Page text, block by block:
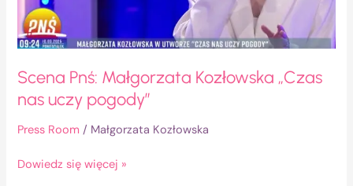
Scena Pnś: Małgorzata Kozłowska „Czas
nas uczy pogody”
Press Room / Małgorzata Kozłowska
pogody”
Dowiedz się więcej »